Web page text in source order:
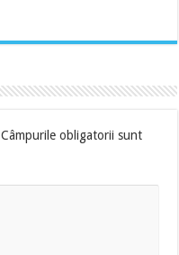
Câmpurile obligatorii sunt